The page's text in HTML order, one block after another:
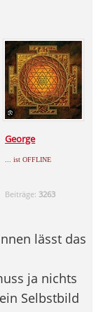
George
... ist OFFLINE
Beiträge: 3263
lässt das
ja nichts
Selbstbild